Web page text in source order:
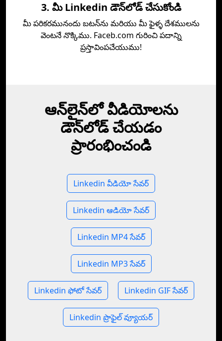
3. మీ Linkedin డౌన్‌లోడ్‌ చేసుకోండి
మీ పరికరమునందు బటన్‌ను మరియు మీ ఫైళ్ళ దేశములను
వెంటనే నొక్కిము. Faceb.com గురించి పదాన్ని
ప్రస్తావింపచేయుము!
ఆన్‌లైన్‌లో వీడియోలను
డౌన్‌లోడ్ చేయడం
ప్రారంభించండి
Linkedin వీడియో సేవర్
Linkedin ఆడియో సేవర్
Linkedin MP4 సేవర్
Linkedin MP3 సేవర్
Linkedin ఫోటో సేవర్ Linkedin GIF సేవర్
Linkedin ప్రొఫైల్ వ్యూయర్